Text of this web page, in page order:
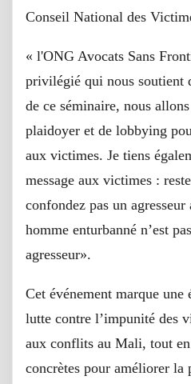
Conseil National des
« l'ONG Avocats Sans
privilégié qui nous soutient
de ce séminaire, nous
plaidoyer et de lobbying
aux victimes. Je tiens
message aux victimes :
confondez pas un
homme enturbanné n’est
agresseur».
Cet événement marque une
lutte contre l’impunité des
aux conflits au Mali, tout
concrètes pour améliorer la